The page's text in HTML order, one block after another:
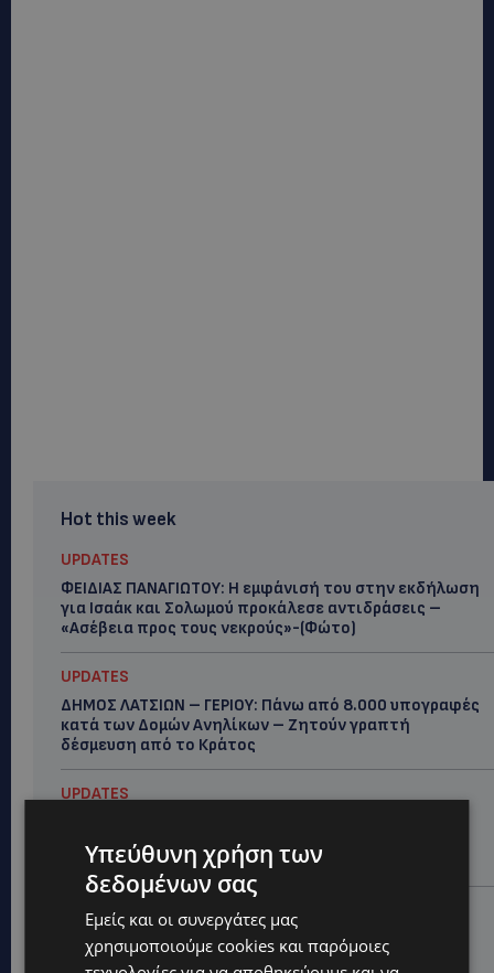
Hot this week
UPDATES
ΦΕΙΔΙΑΣ ΠΑΝΑΓΙΩΤΟΥ: Η εμφάνισή του στην εκδήλωση
για Ισαάκ και Σολωμού προκάλεσε αντιδράσεις –
«Ασέβεια προς τους νεκρούς»-(Φώτο)
UPDATES
ΔΗΜΟΣ ΛΑΤΣΙΩΝ – ΓΕΡΙΟΥ: Πάνω από 8.000 υπογραφές
κατά των Δομών Ανηλίκων – Ζητούν γραπτή
δέσμευση από το Κράτος
UPDATES
χωριού – Μια ανάσα δροσιάς για κατοίκους και
επισκέπτες
LIFESTYLE
ΕΛΕΝΑ ΠΑΠΑΔΟΠΟΥΛΟΥ: Από τη σκηνή στην
Αντιπροεδρία του ΘΟΚ – «Μεγάλη τιμή και μεγάλη
Υπεύθυνη χρήση των
δεδομένων σας
Εμείς και οι συνεργάτες μας
χρησιμοποιούμε cookies και παρόμοιες